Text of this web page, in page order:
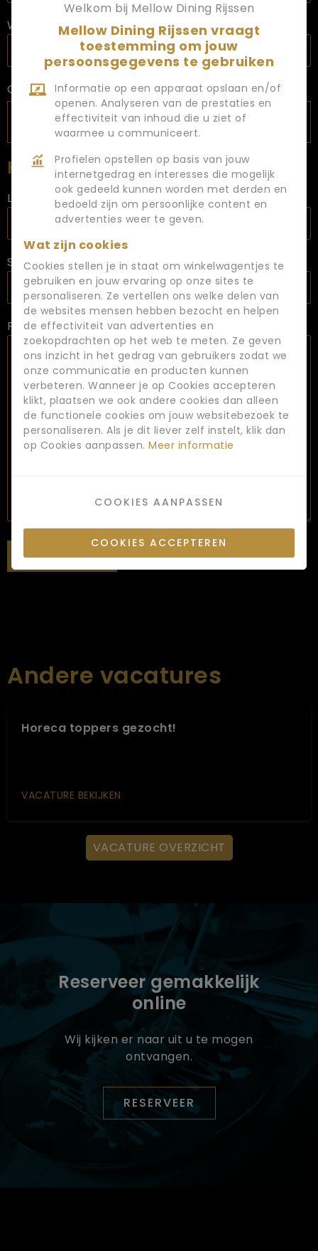
Woonplaats
CV uploaden
Huidige Situatie / Werkverleden
Laatste functie
Startdatum laatste functie
Functie omschrijving
Andere vacatures
Horeca toppers gezocht!
VACATURE BEKIJKEN
VACATURE OVERZICHT
Reserveer gemakkelijk
online
Wij kijken er naar uit u te mogen
ontvangen.
RESERVEER
Welkom bij Mellow Dining Rijssen
Mellow Dining Rijssen vraagt
toestemming om jouw
persoonsgegevens te gebruiken
Informatie op een apparaat opslaan en/of
openen. Analyseren van de prestaties en
effectiviteit van inhoud die u ziet of
waarmee u communiceert.
Profielen opstellen op basis van jouw
internetgedrag en interesses die mogelijk
ook gedeeld kunnen worden met derden en
bedoeld zijn om persoonlijke content en
advertenties weer te geven.
Wat zijn cookies
Cookies stellen je in staat om winkelwagentjes te
gebruiken en jouw ervaring op onze sites te
personaliseren. Ze vertellen ons welke delen van
de websites mensen hebben bezocht en helpen
de effectiviteit van advertenties en
zoekopdrachten op het web te meten. Ze geven
ons inzicht in het gedrag van gebruikers zodat we
onze communicatie en producten kunnen
verbeteren. Wanneer je op Cookies accepteren
klikt, plaatsen we ook andere cookies dan alleen
de functionele cookies om jouw websitebezoek te
personaliseren. Als je dit liever zelf instelt, klik dan
op Cookies aanpassen. Meer informatie
COOKIES AANPASSEN
COOKIES ACCEPTEREN